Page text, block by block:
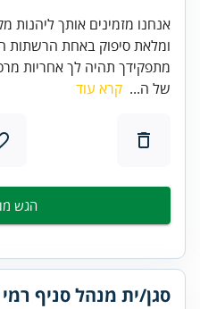
אנחנו מזמינים אותך
ומלאת סיפוק באחת הרשתות
מתפקידך תהיה לך אחריות
של ה... קרא עוד
הגש
סגן/ית מנהל סניף רמי